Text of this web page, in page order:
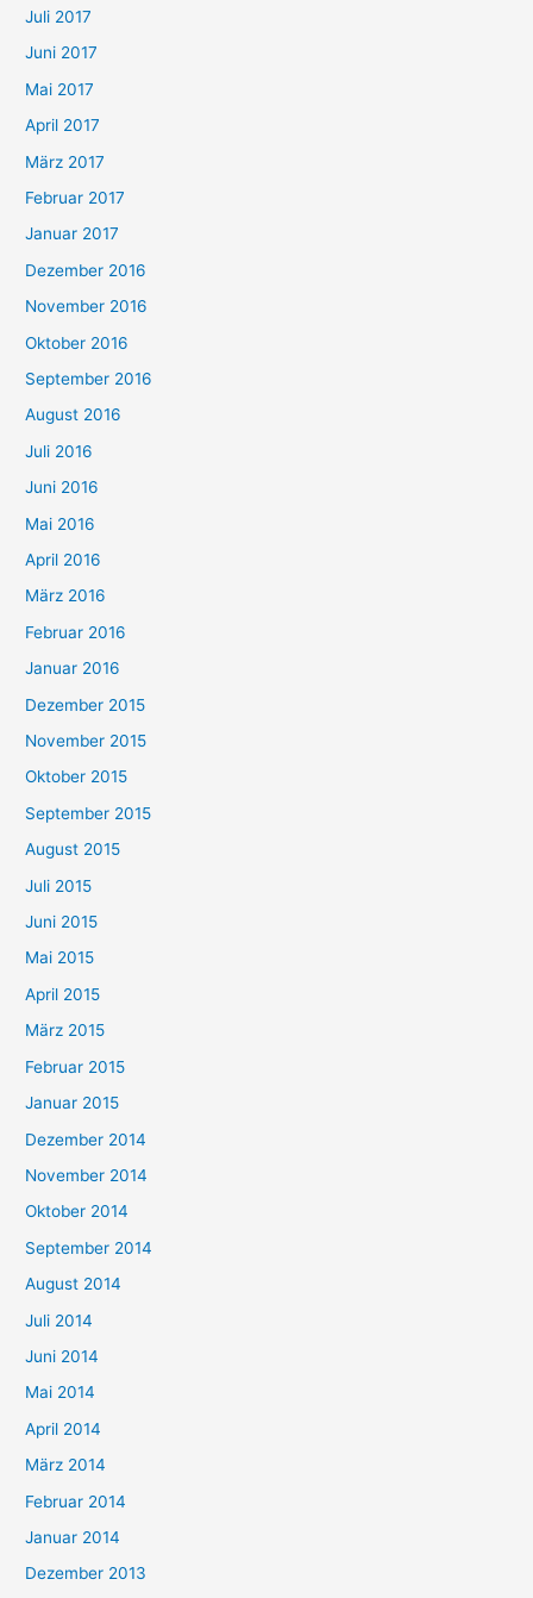
Juli 2017
Juni 2017
Mai 2017
April 2017
März 2017
Februar 2017
Januar 2017
Dezember 2016
November 2016
Oktober 2016
September 2016
August 2016
Juli 2016
Juni 2016
Mai 2016
April 2016
März 2016
Februar 2016
Januar 2016
Dezember 2015
November 2015
Oktober 2015
September 2015
August 2015
Juli 2015
Juni 2015
Mai 2015
April 2015
März 2015
Februar 2015
Januar 2015
Dezember 2014
November 2014
Oktober 2014
September 2014
August 2014
Juli 2014
Juni 2014
Mai 2014
April 2014
März 2014
Februar 2014
Januar 2014
Dezember 2013